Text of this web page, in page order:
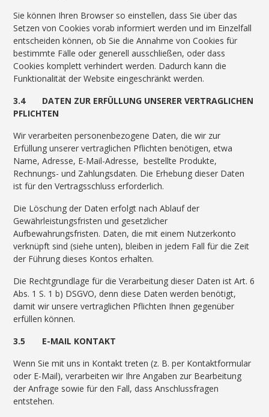
Sie können Ihren Browser so einstellen, dass Sie über das
Setzen von Cookies vorab informiert werden und im Einzelfall
entscheiden können, ob Sie die Annahme von Cookies für
bestimmte Fälle oder generell ausschließen, oder dass
Cookies komplett verhindert werden. Dadurch kann die
Funktionalität der Website eingeschränkt werden.
3.4 DATEN ZUR ERFÜLLUNG UNSERER VERTRAGLICHEN
PFLICHTEN
Wir verarbeiten personenbezogene Daten, die wir zur
Erfüllung unserer vertraglichen Pflichten benötigen, etwa
Name, Adresse, E-Mail-Adresse, bestellte Produkte,
Rechnungs- und Zahlungsdaten. Die Erhebung dieser Daten
ist für den Vertragsschluss erforderlich.
Die Löschung der Daten erfolgt nach Ablauf der
Gewährleistungsfristen und gesetzlicher
Aufbewahrungsfristen. Daten, die mit einem Nutzerkonto
verknüpft sind (siehe unten), bleiben in jedem Fall für die Zeit
der Führung dieses Kontos erhalten.
Die Rechtgrundlage für die Verarbeitung dieser Daten ist Art. 6
Abs. 1 S. 1 b) DSGVO, denn diese Daten werden benötigt,
damit wir unsere vertraglichen Pflichten Ihnen gegenüber
erfüllen können.
3.5 E-MAIL KONTAKT
Wenn Sie mit uns in Kontakt treten (z. B. per Kontaktformular
oder E-Mail), verarbeiten wir Ihre Angaben zur Bearbeitung
der Anfrage sowie für den Fall, dass Anschlussfragen
entstehen.